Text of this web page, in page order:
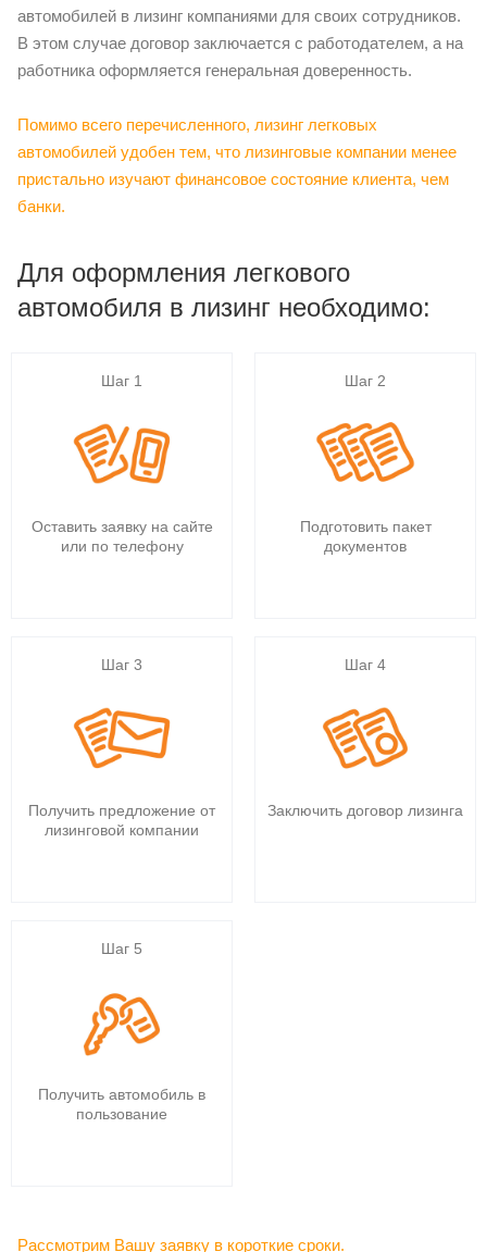
автомобилей в лизинг компаниями для своих сотрудников.
В этом случае договор заключается с работодателем, а на
работника оформляется генеральная доверенность.
Помимо всего перечисленного, лизинг легковых
автомобилей удобен тем, что лизинговые компании менее
пристально изучают финансовое состояние клиента, чем
банки.
Для оформления легкового
автомобиля в лизинг необходимо:
Шаг 1
Оставить заявку на сайте
или по телефону
Шаг 2
Подготовить пакет
документов
Шаг 3
Получить предложение от
лизинговой компании
Шаг 4
Заключить договор лизинга
Шаг 5
Получить автомобиль в
пользование
Рассмотрим Вашу заявку в короткие сроки.